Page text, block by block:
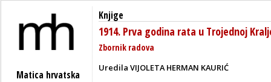
Matica hrvatska
Knjige
1914. Prva godina rata u Trojednoj
Zbornik radova
Uredila VIJOLETA HERMAN KAURIĆ